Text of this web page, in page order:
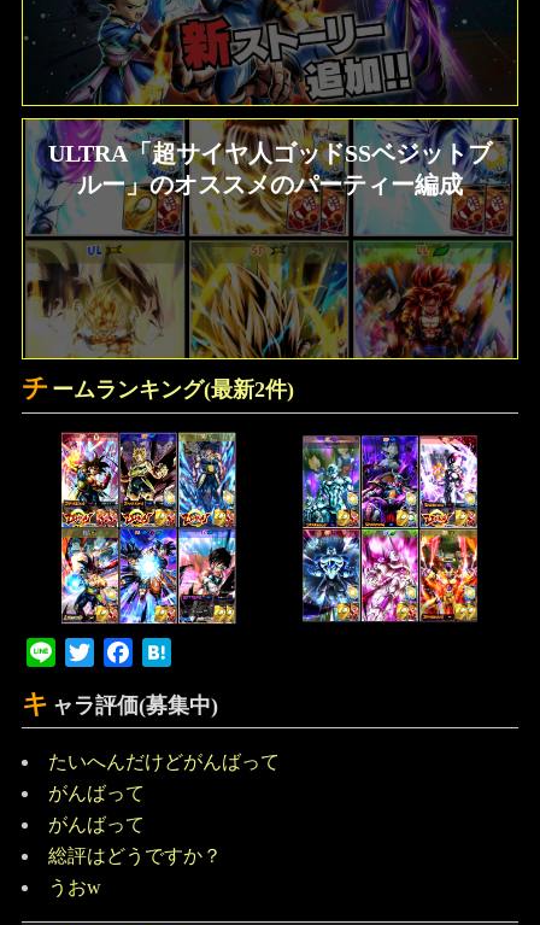
ULTRA「超サイヤ人ゴッドSSベジットブ
ルー」のオススメのパーティー編成
チ ームランキング(最新2件)
Line Twitter Facebook
キ ャラ評価(募集中)
たいへんだけどがんばって
がんばって
がんばって
総評はどうですか？
うおw